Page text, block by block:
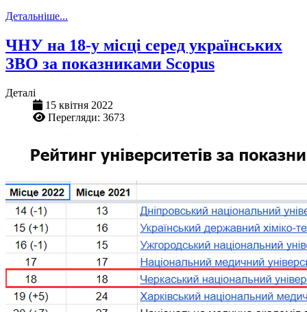
Детальніше...
ЧНУ на 18-у місці серед українських
ЗВО за показниками Scopus
Деталі
15 квітня 2022
Перегляди: 3673